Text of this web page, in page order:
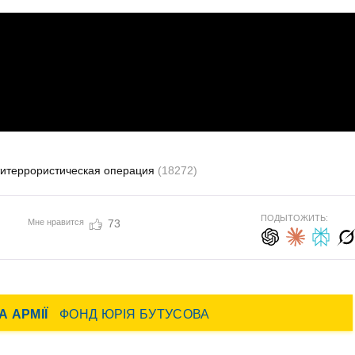
операция (18272)
Мне нравится 73 ПОДЫТОЖИТЬ: